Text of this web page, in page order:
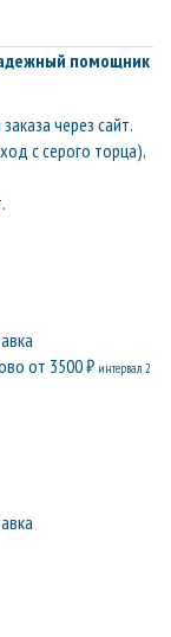
помощник
через сайт.
с серого торца),
от 3500 ₽ интервал 2